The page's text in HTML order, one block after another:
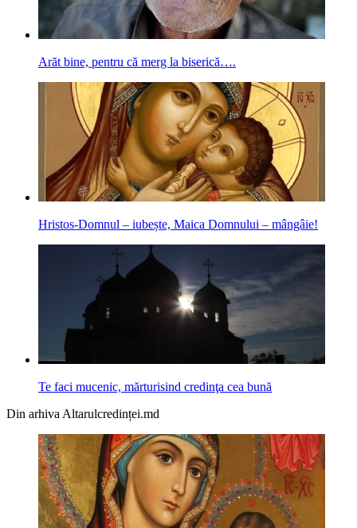
Arăt bine, pentru că merg la biserică….
Hristos-Domnul – iubește, Maica Domnului – mângâie!
Te faci mucenic, mărturisind credinţa cea bună
Din arhiva Altarulcredinței.md